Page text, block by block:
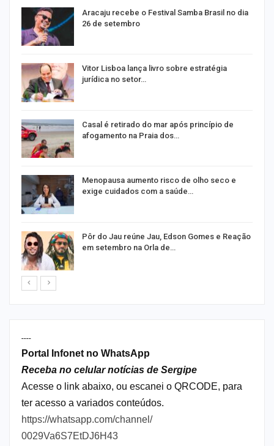
Aracaju recebe o Festival Samba Brasil no dia
26 de setembro
Vitor Lisboa lança livro sobre estratégia
jurídica no setor…
Casal é retirado do mar após princípio de
afogamento na Praia dos…
Menopausa aumento risco de olho seco e
exige cuidados com a saúde…
Pôr do Jau reúne Jau, Edson Gomes e Reação
em setembro na Orla de…
----
Portal Infonet no WhatsApp
Receba no celular notícias de Sergipe
Acesse o link abaixo, ou escanei o QRCODE, para
ter acesso a variados conteúdos.
https://whatsapp.com/channel/
0029Va6S7EtDJ6H43